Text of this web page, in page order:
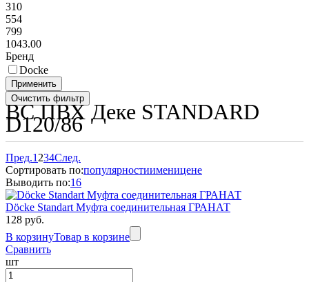
310
554
799
1043.00
Бренд
Docke
ВС ПВХ Деке STANDARD
D120/86
Пред.1 234След.
Сортировать по:популярностиименицене
Выводить по:16
Döcke Standart Муфта соединительная ГРАНАТ
128 руб.
В корзинуТовар в корзине
Сравнить
шт